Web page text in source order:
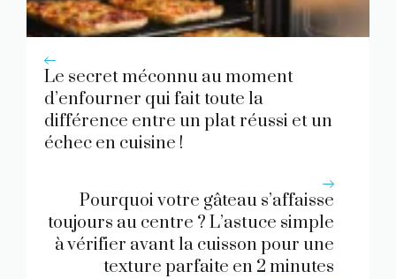
Le secret méconnu au moment
d’enfourner qui fait toute la
différence entre un plat réussi et un
échec en cuisine !
Pourquoi votre gâteau s’affaisse
toujours au centre ? L’astuce simple
à vérifier avant la cuisson pour une
texture parfaite en 2 minutes